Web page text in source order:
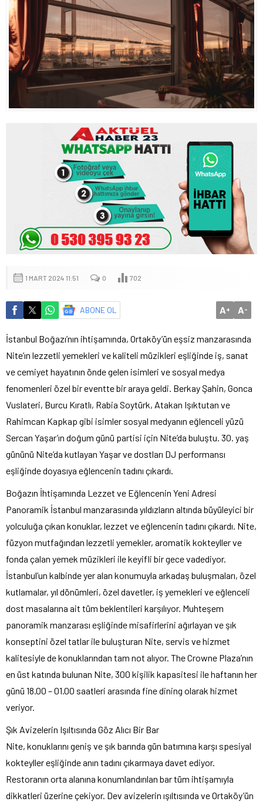
1 MART 2024 11:51 0 702
ABONE OL A+ A-
İstanbul Boğazı’nın ihtişamında, Ortaköy’ün eşsiz manzarasında
Nite’ın lezzetli yemekleri ve kaliteli müzikleri eşliğinde iş, sanat
ve cemiyet hayatının önde gelen isimleri ve sosyal medya
fenomenleri özel bir eventte bir araya geldi. Berkay Şahin, Gonca
Vuslateri, Burcu Kıratlı, Rabia Soytürk, Atakan Işıktutan ve
Rahimcan Kapkap gibi isimler sosyal medyanın eğlenceli yüzü
Sercan Yaşar’ın doğum günü partisi için Nite’da buluştu. 30. yaş
gününü Nite’da kutlayan Yaşar ve dostları DJ performansı
eşliğinde doyasıya eğlencenin tadını çıkardı.
Boğazın İhtişamında Lezzet ve Eğlencenin Yeni Adresi
Panoramik İstanbul manzarasında yıldızların altında büyüleyici bir
yolculuğa çıkan konuklar, lezzet ve eğlencenin tadını çıkardı. Nite,
füzyon mutfağından lezzetli yemekler, aromatik kokteyller ve
fonda çalan yemek müzikleri ile keyifli bir gece vadediyor.
İstanbul’un kalbinde yer alan konumuyla arkadaş buluşmaları, özel
kutlamalar, yıl dönümleri, özel davetler, iş yemekleri ve eğlenceli
dost masalarına ait tüm beklentileri karşılıyor. Muhteşem
panoramik manzarası eşliğinde misafirlerini ağırlayan ve şık
konseptini özel tatlar ile buluşturan Nite, servis ve hizmet
kalitesiyle de konuklarından tam not alıyor. The Crowne Plaza’nın
en üst katında bulunan Nite, 300 kişilik kapasitesi ile haftanın her
günü 18.00 – 01.00 saatleri arasında fine dining olarak hizmet
veriyor.
Şık Avizelerin Işıltısında Göz Alıcı Bir Bar
Nite, konuklarını geniş ve şık barında gün batımına karşı spesiyal
kokteyller eşliğinde anın tadını çıkarmaya davet ediyor.
Restoranın orta alanına konumlandırılan bar tüm ihtişamıyla
dikkatleri üzerine çekiyor. Dev avizelerin ışıltısında ve Ortaköy’ün